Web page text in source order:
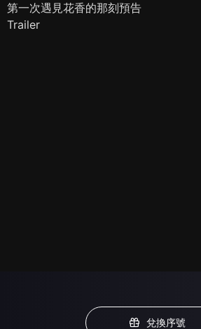
第一次遇見花香的那刻預告
Trailer
兌換序號